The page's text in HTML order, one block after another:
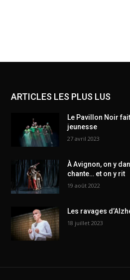
ARTICLES LES PLUS LUS
Le Pavillon Noir
jeunesse
27 avril 2023
À Avignon, on y
chante… et on y rit
19 août 2022
Les ravages
18 juillet 2023